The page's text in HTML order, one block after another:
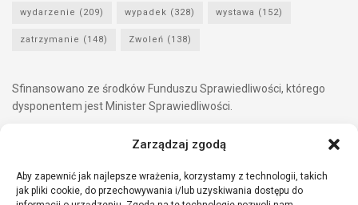
Zarządzaj zgodą
Aby zapewnić jak najlepsze wrażenia, korzystamy z technologii, takich
jak pliki cookie, do przechowywania i/lub uzyskiwania dostępu do
wydarzenie (209) wypadek (328) wystawa (152)
zatrzymanie (148) Zwoleń (138)
Sfinansowano ze środków Funduszu Sprawiedliwości, którego
dysponentem jest Minister Sprawiedliwości.